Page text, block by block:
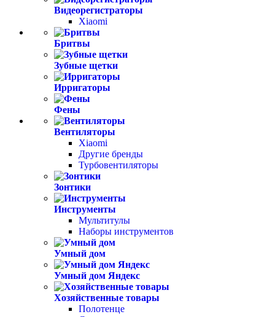
Видеорегистраторы
Xiaomi
Бритвы
Зубные щетки
Ирригаторы
Фены
Вентиляторы
Xiaomi
Другие бренды
Турбовентиляторы
Зонтики
Инструменты
Мультитулы
Наборы инструментов
Умный дом
Умный дом Яндекс
Хозяйственные товары
Полотенце